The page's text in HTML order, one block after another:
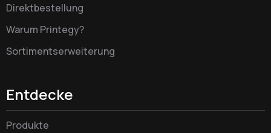
Direktbestellung
Warum Printegy?
Sortimentserweiterung
Entdecke
Produkte